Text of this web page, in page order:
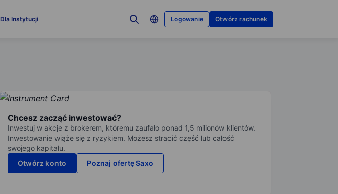
Dla Instytucji Logowanie Otwórz rachunek
Chcesz zacząć inwestować?
Inwestuj w akcje z brokerem, któremu zaufało ponad 1,5 milionów klientów.
Inwestowanie wiąże się z ryzykiem. Możesz stracić część lub całość
swojego kapitału.
Otwórz konto
Poznaj ofertę Saxo